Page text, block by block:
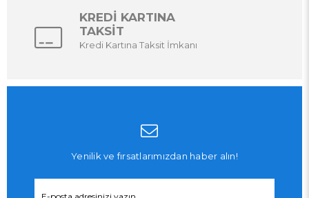
KREDİ KARTINA
TAKSİT
Kredi Kartına Taksit İmkanı
Yenilik ve fırsatlarımızdan haber alın!